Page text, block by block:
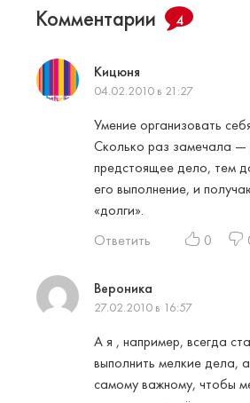
Комментарии 4
Кицюня
04.02.2010 в 21:27
Умение организовать
Сколько раз замечала —
предстоящее дело, тем
его выполнение, и
«долги».
Ответить
0
Вероника
27.02.2010 в 16:57
А я , например, всегда
выполнить мелкие дела,
самому важному, чтобы